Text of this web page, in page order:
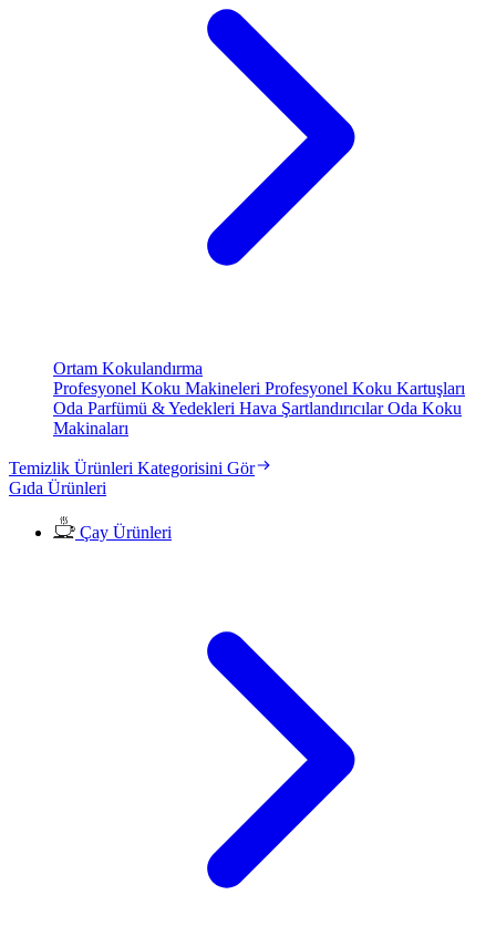
Ortam Kokulandırma
Profesyonel Koku Makineleri Profesyonel Koku Kartuşları
Oda Parfümü & Yedekleri Hava ŞartlandırıcılarOda Koku
Makinaları
Temizlik Ürünleri Kategorisini Gör
Gıda Ürünleri
Çay Ürünleri